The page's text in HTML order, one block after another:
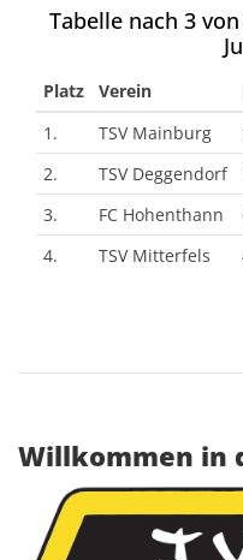
Tabelle nach 3
Platz Verein
1.
TSV Mainburg
2.
TSV Deggendorf
3.
FC Hohenthann
4.
TSV Mitterfels
Willkommen in